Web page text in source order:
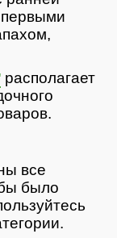
располагает
все
было